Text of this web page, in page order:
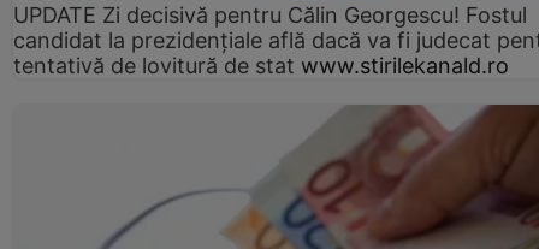
UPDATE Zi decisivă pentru Călin Georgescu! Fostul
candidat la prezidențiale află dacă va fi judecat
tentativă de lovitură de stat www.stirilekanald.ro